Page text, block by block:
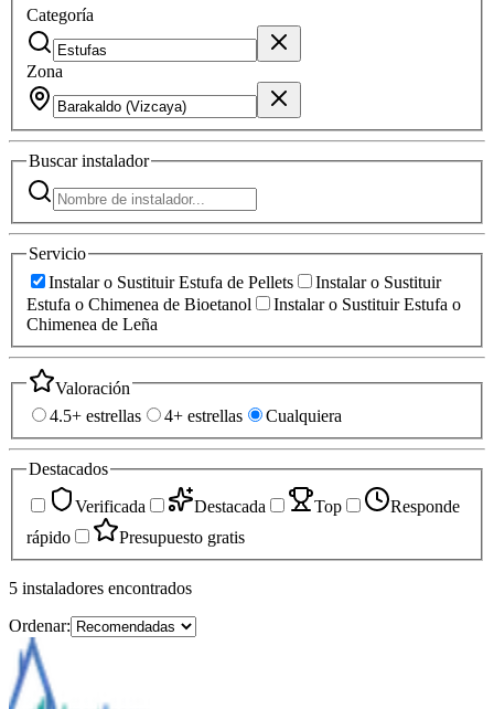
Categoría
Zona
Buscarinstalador
Servicio
Instalar o Sustituir Estufa de Pellets
Instalar o Sustituir
Estufa o Chimenea de Bioetanol
Instalar o Sustituir Estufa o
Chimenea de Leña
Valoración
4.5+ estrellas
4+ estrellas Cualquiera
Destacados
Verificada
Destacada Top
Responde
rápido
Presupuesto gratis
5 instaladores encontrados
Ordenar: